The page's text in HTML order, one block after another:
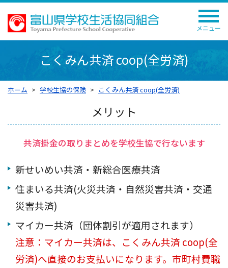
メニュー
こくみん共済 coop(全労済)
ホーム 学校生協の保険 こくみん共済 coop(全労済)
メリット
共済掛金の取りまとめを学校生協で行ないます
新せいめい共済・新総合医療共済
住まいる共済(火災共済・自然災害共済・交通
災害共済)
マイカー共済（団体割引が適用されます）
注意：マイカー共済は、こくみん共済 coop(全
労済)へ直接のお支払いになります。市町村費職